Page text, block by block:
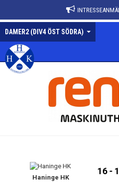
DAMER2 (DIV4 ÖST SÖDRA)
DAMER2-DIV4 ÖST SÖDRA
BILDGALLERIHaninge HK
16 -